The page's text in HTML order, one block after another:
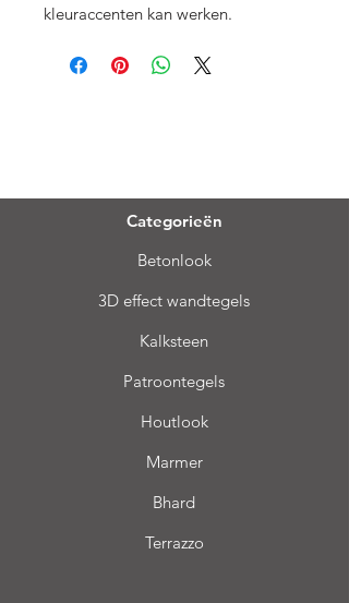
kleuraccenten kan werken.
Categorieën
Betonlook
3D effect wandtegels
Kalksteen
Patroontegels
Houtlook
Marmer
Bhard
Terrazzo